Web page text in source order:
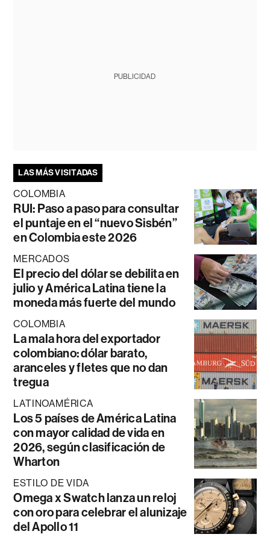
PUBLICIDAD
LAS MÁS VISITADAS
COLOMBIA
RUI: Paso a paso para consultar
el puntaje en el “nuevo Sisbén”
en Colombia este 2026
MERCADOS
El precio del dólar se debilita en
julio y América Latina tiene la
moneda más fuerte del mundo
COLOMBIA
La mala hora del exportador
colombiano: dólar barato,
aranceles y fletes que no dan
tregua
LATINOAMÉRICA
Los 5 países de América Latina
con mayor calidad de vida en
2026, según clasificación de
Wharton
ESTILO DE VIDA
Omega x Swatch lanza un reloj
con oro para celebrar el alunizaje
del Apollo 11